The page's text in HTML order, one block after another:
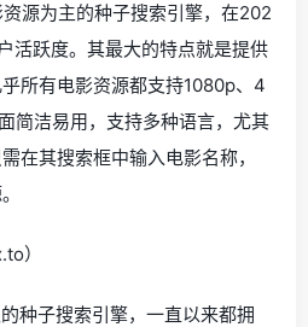
源为主的种子搜索引擎，在202
活跃度。其最大的特点就是提供
所有电影资源都支持1080p、4
简洁易用，支持多种语言，尤其
在其搜索框中输入电影名称，
）
种子搜索引擎，一直以来都拥